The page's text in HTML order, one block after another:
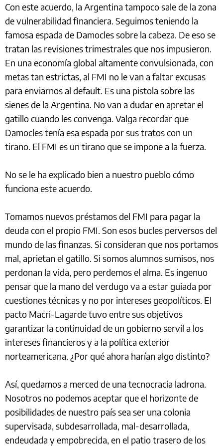
Con este acuerdo, la Argentina tampoco sale de la zona
de vulnerabilidad financiera. Seguimos teniendo la
famosa espada de Damocles sobre la cabeza. De eso se
tratan las revisiones trimestrales que nos impusieron.
En una economía global altamente convulsionada, con
metas tan estrictas, al FMI no le van a faltar excusas
para enviarnos al default. Es una pistola sobre las
sienes de la Argentina. No van a dudar en apretar el
gatillo cuando les convenga. Valga recordar que
Damocles tenía esa espada por sus tratos con un
tirano. El FMI es un tirano que se impone a la fuerza.
No se le ha explicado bien a nuestro pueblo cómo
funciona este acuerdo.
Tomamos nuevos préstamos del FMI para pagar la
deuda con el propio FMI. Son esos bucles perversos del
mundo de las finanzas. Si consideran que nos portamos
mal, aprietan el gatillo. Si somos alumnos sumisos, nos
perdonan la vida, pero perdemos el alma. Es ingenuo
pensar que la mano del verdugo va a estar guiada por
cuestiones técnicas y no por intereses geopolíticos. El
pacto Macri-Lagarde tuvo entre sus objetivos
garantizar la continuidad de un gobierno servil a los
intereses financieros y a la política exterior
norteamericana. ¿Por qué ahora harían algo distinto?
Así, quedamos a merced de una tecnocracia ladrona.
Nosotros no podemos aceptar que el horizonte de
posibilidades de nuestro país sea ser una colonia
supervisada, subdesarrollada, mal-desarrollada,
endeudada y empobrecida, en el patio trasero de los